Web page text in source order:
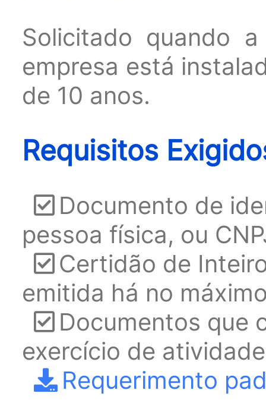
Solicitado quando
empresa está
de 10 anos.
Requisitos
Documento de
pessoa física, ou
Certidão de
emitida há no
Documentos que
exercício de atividade
Requerimento